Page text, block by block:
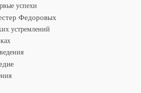
успехи
Федоровых
устремлений